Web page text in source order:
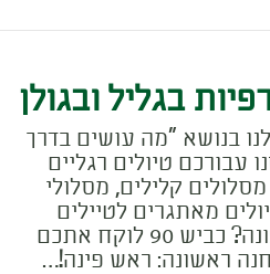
בגליל ובגולן
בנושא "מה עושים בדרך
עבורכם טיולים רגליים
קלילים, מסלולי
מאתגרים לטיילים
מקצועיים! עולים צפונה? כביש 90 לוקח אתכם
ראשונה: ראש פינה!…